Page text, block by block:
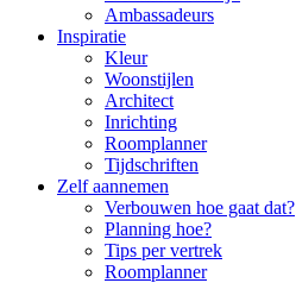
Ambassadeurs
Inspiratie
Kleur
Woonstijlen
Architect
Inrichting
Roomplanner
Tijdschriften
Zelf aannemen
Verbouwen hoe gaat dat?
Planning hoe?
Tips per vertrek
Roomplanner